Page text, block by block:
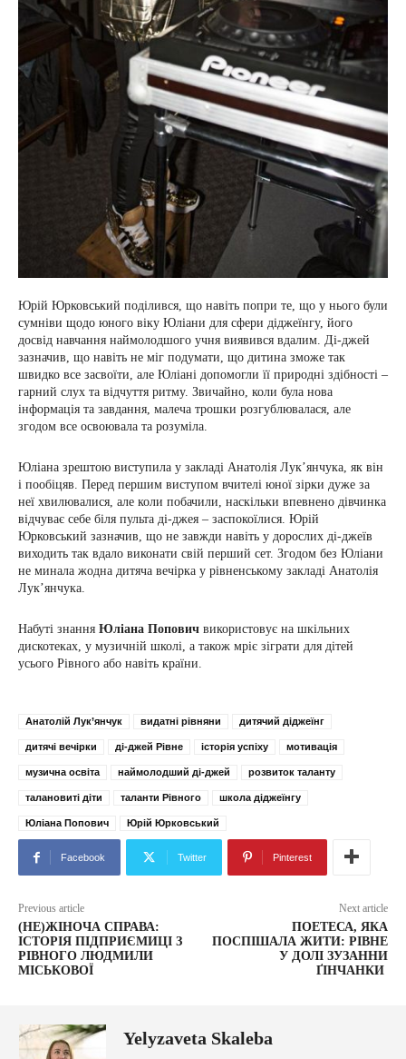
Юрій Юрковський поділився, що навіть попри те, що у нього були
сумніви щодо юного віку Юліани для сфери діджеїнгу, його
досвід навчання наймолодшого учня виявився вдалим. Ді-джей
зазначив, що навіть не міг подумати, що дитина зможе так
швидко все засвоїти, але Юліані допомогли її природні здібності –
гарний слух та відчуття ритму. Звичайно, коли була нова
інформація та завдання, малеча трошки розгублювалася, але
згодом все освоювала та розуміла.
Юліана зрештою виступила у закладі Анатолія Лук’янчука, як він
і пообіцяв. Перед першим виступом вчителі юної зірки дуже за
неї хвилювалися, але коли побачили, наскільки впевнено дівчинка
відчуває себе біля пульта ді-джея – заспокоїлися. Юрій
Юрковський зазначив, що не завжди навіть у дорослих ді-джеїв
виходить так вдало виконати свій перший сет. Згодом без Юліани
не минала жодна дитяча вечірка у рівненському закладі Анатолія
Лук’янчука.
Набуті знання Юліана Попович використовує на шкільних
дискотеках, у музичній школі, а також мріє зіграти для дітей
усього Рівного або навіть країни.
Анатолій Лук’янчук видатні рівняни дитячий діджеїнг
дитячі вечірки ді-джей Рівне історія успіху мотивація
музична освіта наймолодший ді-джей розвиток таланту
талановиті діти таланти Рівного школа діджеїнгу
Юліана Попович Юрій Юрковський
Facebook Twitter Pinterest
Previous article
(НЕ)ЖІНОЧА СПРАВА:
ІСТОРІЯ ПІДПРИЄМИЦІ З
РІВНОГО ЛЮДМИЛИ
МІСЬКОВОЇ
Next article
ПОЕТЕСА, ЯКА
ПОСПІШАЛА ЖИТИ: РІВНЕ
У ДОЛІ ЗУЗАННИ
ҐІНЧАНКИ
Yelyzaveta Skaleba